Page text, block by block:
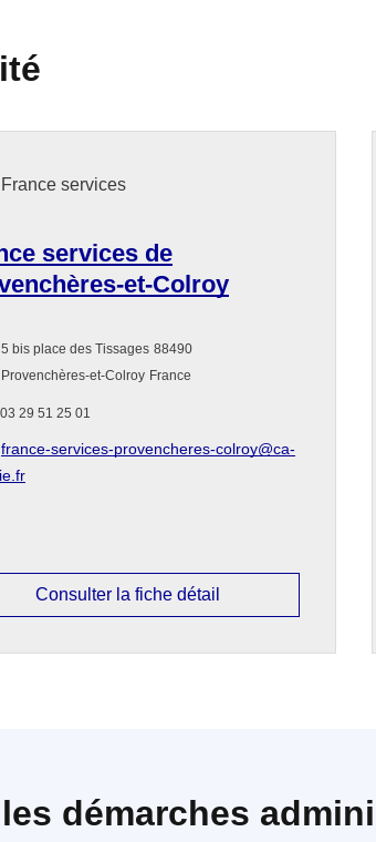
services de
et-Colroy
5 bis place des Tissages 88490
Provenchères-et-Colroy France
03 29 51 25 01
france-services-provencheres-colroy@ca-
France services
Consulter la fiche détail
démarches